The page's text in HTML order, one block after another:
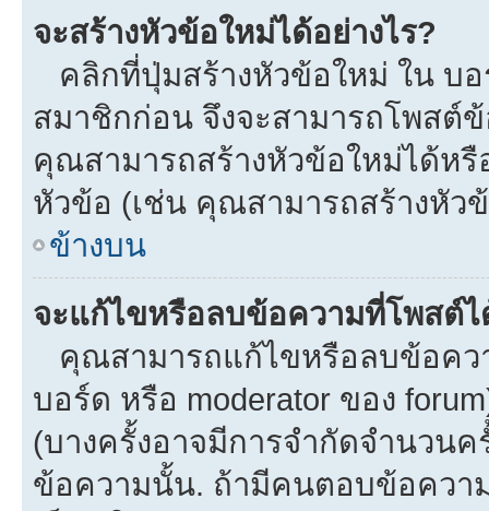
จะสร้างหัวข้อใหม่ได้อย่างไร?
คลิกที่ปุ่มสร้างหัวข้อใหม่ ใน บ
สมาชิกก่อน จึงจะสามารถโพสต์
คุณสามารถสร้างหัวข้อใหม่ได้ห
หัวข้อ (เช่น คุณสามารถสร้างหั
ข้างบน
จะแก้ไขหรือลบข้อความที่โพสต์ไ
คุณสามารถแก้ไขหรือลบข้อคว
บอร์ด หรือ moderator ของ
(บางครั้งอาจมีการจำกัดจำนวน
ข้อความนั้น. ถ้ามีคนตอบข้อคว